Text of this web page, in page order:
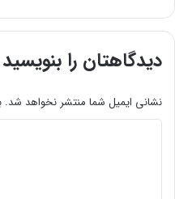
دیدگاهتان را بنویسید
نشانی ایمیل شما منتشر نخواهد شد.